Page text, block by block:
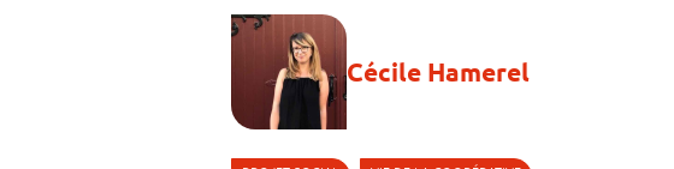
Cécile Hamerel